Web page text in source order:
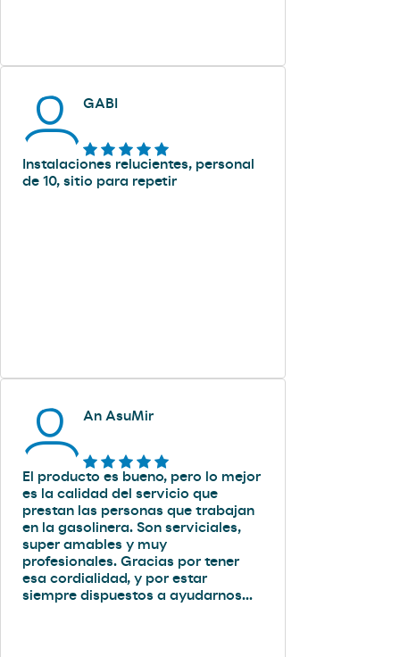
GABI
Instalaciones relucientes, personal
de 10, sitio para repetir
An AsuMir
El producto es bueno, pero lo mejor
es la calidad del servicio que
prestan las personas que trabajan
en la gasolinera. Son serviciales,
super amables y muy
profesionales. Gracias por tener
esa cordialidad, y por estar
siempre dispuestos a ayudarnos...